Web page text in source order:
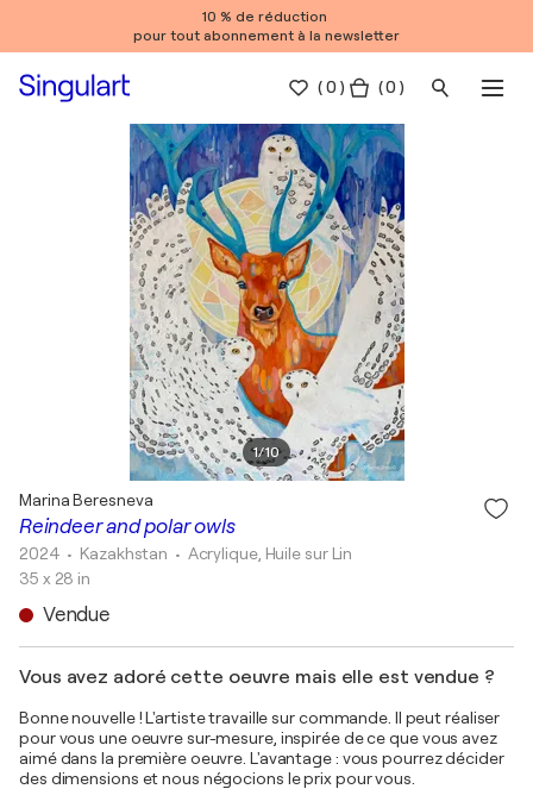
10 % de réduction
pour tout abonnement à la newsletter
(0 ) ( 0 )
1/10
Reindeer and polar owls
Marina Beresneva
2024 • Kazakhstan • Acrylique, Huile sur Lin
35 x 28 in
Vendue
Vous avez adoré cette oeuvre mais elle est vendue ?
Bonne nouvelle ! L'artiste travaille sur commande. Il peut réaliser
pour vous une oeuvre sur-mesure, inspirée de ce que vous avez
aimé dans la première oeuvre. L'avantage : vous pourrez décider
des dimensions et nous négocions le prix pour vous.